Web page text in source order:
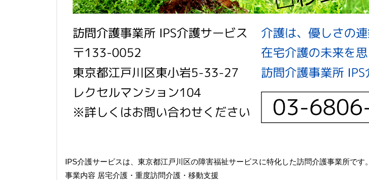
IPS介護サービスは、東京都江戸川区の障害福祉サービスに特化した訪問介護事業所です。
事業内容 居宅介護・重度訪問介護・移動支援